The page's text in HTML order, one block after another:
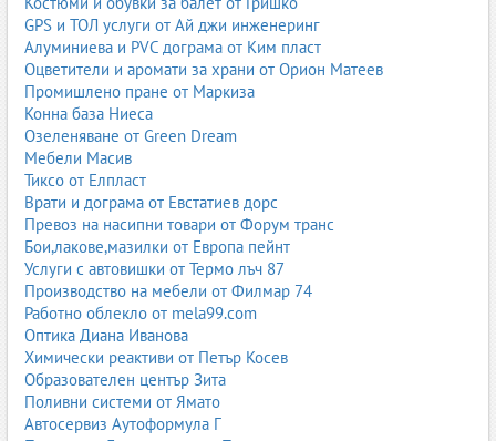
GPS и ТОЛ услуги от Ай джи инженеринг
Алуминиева и PVC дограма от Ким пласт
Оцветители и аромати за храни от Орион Матеев
Промишлено пране от Маркиза
Конна база Ниеса
Озеленяване от Green Dream
Мебели Масив
Тиксо от Елпласт
Врати и дограма от Евстатиев дорс
Превоз на насипни товари от Форум транс
Бои,лакове,мазилки от Европа пейнт
Услуги с автовишки от Термо лъч 87
Производство на мебели от Филмар 74
Работно облекло от mela99.com
Оптика Диана Иванова
Химически реактиви от Петър Косев
Образователен център Зита
Поливни системи от Ямато
Автосервиз Аутоформула Г